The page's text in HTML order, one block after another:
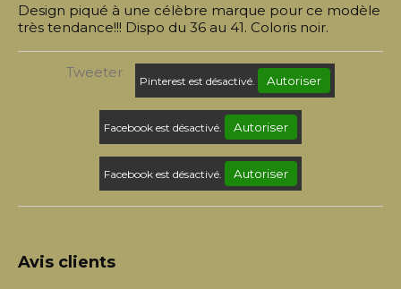
Design piqué à une célèbre marque pour ce modèle
très tendance!!! Dispo du 36 au 41. Coloris noir.
Tweeter
Pinterest est désactivé. Autoriser
Facebook est désactivé. Autoriser
Facebook est désactivé. Autoriser
Avis clients